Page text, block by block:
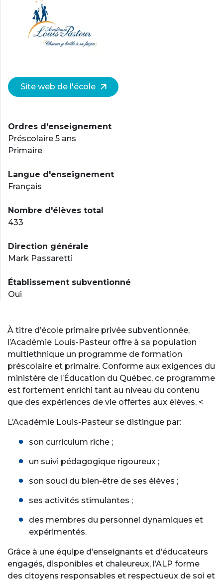
Site web de l'école
Ordres d'enseignement
Préscolaire 5 ans
Primaire
Langue d'enseignement
Français
Nombre d'élèves total
433
Direction générale
Mark Passaretti
Établissement subventionné
Oui
À titre d’école primaire privée subventionnée,
l’Académie Louis-Pasteur offre à sa population
multiethnique un programme de formation
préscolaire et primaire. Conforme aux exigences du
ministère de l’Éducation du Québec, ce programme
est fortement enrichi tant au niveau du contenu
que des expériences de vie offertes aux élèves. <
L’Académie Louis-Pasteur se distingue par:
son curriculum riche ;
un suivi pédagogique rigoureux ;
son souci du bien-être de ses élèves ;
ses activités stimulantes ;
des membres du personnel dynamiques et
expérimentés.
Grâce à une équipe d’enseignants et d’éducateurs
engagés, disponibles et chaleureux, l’ALP forme
des citoyens responsables et respectueux de soi et